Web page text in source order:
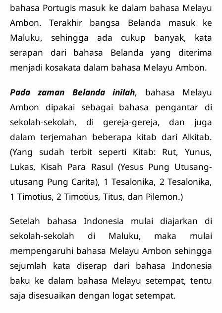
bahasa Portugis masuk ke dalam bahasa Melayu
Ambon. Terakhir bangsa Belanda masuk ke
Maluku, sehingga ada cukup banyak, kata
serapan dari bahasa Belanda yang diterima
menjadi kosakata dalam bahasa Melayu Ambon.
Pada zaman Belanda inilah, bahasa Melayu
Ambon dipakai sebagai bahasa pengantar di
sekolah-sekolah, di gereja-gereja, dan juga
dalam terjemahan beberapa kitab dari Alkitab.
(Yang sudah terbit seperti Kitab: Rut, Yunus,
Lukas, Kisah Para Rasul (Yesus Pung Utusang-
utusang Pung Carita), 1 Tesalonika, 2 Tesalonika,
1 Timotius, 2 Timotius, Titus, dan Pilemon.)
Setelah bahasa Indonesia mulai diajarkan di
sekolah-sekolah di Maluku, maka mulai
mempengaruhi bahasa Melayu Ambon sehingga
sejumlah kata diserap dari bahasa Indonesia
baku ke dalam bahasa Melayu setempat, tentu
saja disesuaikan dengan logat setempat.